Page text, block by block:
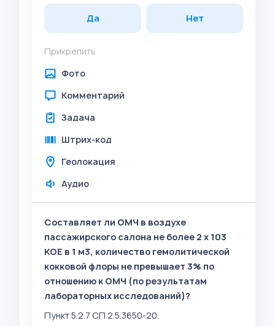
Да Нет
Прикрепить
Фото
Комментарий
Задача
Штрих-код
Геолокация
Аудио
Составляет ли ОМЧ в воздухе
пассажирского салона не более 2 x 103
КОЕ в 1 м3, количество гемолитической
кокковой флоры не превышает 3% по
отношению к ОМЧ (по результатам
лабораторных исследований)?
Пункт 5.2.7 СП 2.5.3650-20.